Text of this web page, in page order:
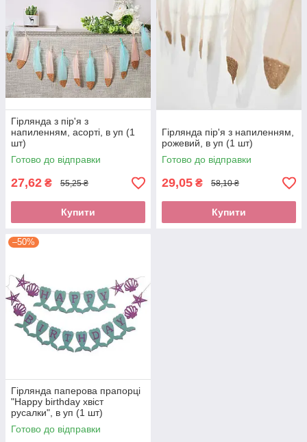
Гірлянда з пір'я з
напиленням, асорті, в уп (1
шт)
Готово до відправки
27,62 ₴ 55,25 ₴
Купити
Гірлянда пір'я з напиленням,
рожевий, в уп (1 шт)
Готово до відправки
29,05 ₴ 58,10 ₴
Купити
–50%
Гірлянда паперова прапорці
"Нappy birthday хвіст
русалки", в уп (1 шт)
Готово до відправки